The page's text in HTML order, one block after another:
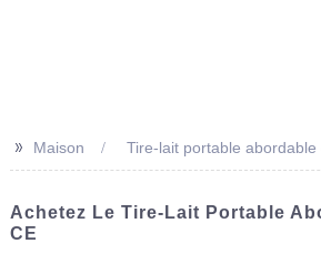
>> Maison Tire-lait portable abordable
Achetez Le Tire-Lait Portable
CE